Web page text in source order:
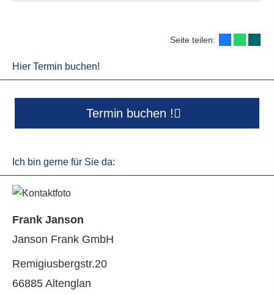
Seite teilen:
Hier Termin buchen!
Termin buchen !
Ich bin gerne für Sie da:
Frank Janson
Janson Frank GmbH
Remigiusbergstr.20
66885 Altenglan